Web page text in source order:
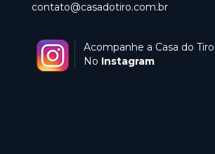
contato@casadotiro.com.br
Acompanhe a Casa do Tiro
No Instagram